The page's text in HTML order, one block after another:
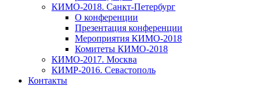
КИМО-2018. Санкт-Петербург
О конференции
Презентация конференции
Мероприятия КИМО-2018
Комитеты КИМО-2018
КИМО-2017. Москва
КИМР-2016. Севастополь
Контакты